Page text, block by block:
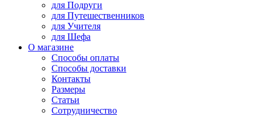
для Подруги
для Путешественников
для Учителя
для Шефа
О магазине
Способы оплаты
Способы доставки
Контакты
Размеры
Статьи
Сотрудничество